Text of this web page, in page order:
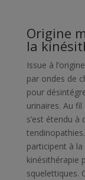
Origine
la
Issue à
par ondes de
pour
urinaires. Au
s’est étendu à
participent à
kinésithérapie
squelettiques.